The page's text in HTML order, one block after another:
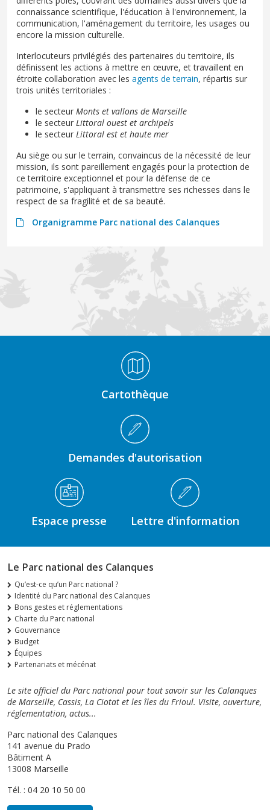
connaissance scientifique, l'éducation à l'environnement, la
communication, l'aménagement du territoire, les usages ou
encore la mission culturelle.
Interlocuteurs privilégiés des partenaires du territoire, ils
définissent les actions à mettre en œuvre, et travaillent en
étroite collaboration avec les agents de terrain, répartis sur
trois unités territoriales :
le secteur Monts et vallons de Marseille
le secteur Littoral ouest et archipels
le secteur Littoral est et haute mer
Au siège ou sur le terrain, convaincus de la nécessité de leur
mission, ils sont pareillement engagés pour la protection de
ce territoire exceptionnel et pour la défense de ce
patrimoine, s'appliquant à transmettre ses richesses dans le
respect de sa fragilité et de sa beauté.
Organigramme Parc national des Calanques
Cartothèque
Demandes d'autorisation
Espace presse Lettre d'information
Le Parc national des Calanques
Qu’est-ce qu’un Parc national ?
Identité du Parc national des Calanques
Bons gestes et réglementations
Charte du Parc national
Gouvernance
Budget
Équipes
Partenariats et mécénat
Le site officiel du Parc national pour tout savoir sur les Calanques
de Marseille, Cassis, La Ciotat et les îles du Frioul. Visite, ouverture,
réglementation, actus...
Parc national des Calanques
141 avenue du Prado
Bâtiment A
13008 Marseille
Tél. : 04 20 10 50 00